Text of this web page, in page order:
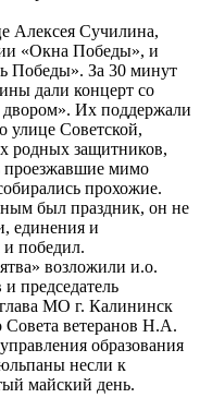
Алексея Сучилина,
«Окна Победы», и
Победы». За 30 минут
дали концерт со
Их поддержали
Советской,
родных защитников,
проезжавшие мимо
прохожие.
был праздник, он не
единения и
и победил.
возложили и.о.
председатель
МО г. Калининск
Совета ветеранов Н.А.
образования
несли к
майский день.